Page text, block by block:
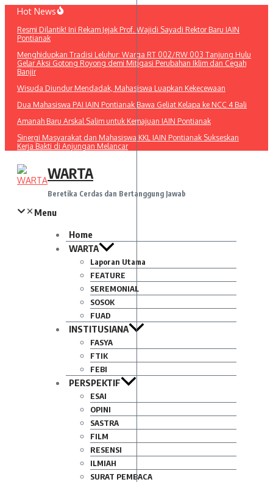
Lewati
konten
Hot News
Resmi Dilantik! Ini Rekam Jejak Prof. Wajidi Sayadi Rektor Baru IAIN
Pontianak
Menghidupkan Tradisi Leluhur: Warga RT 002/RW 003 Tanjung Hulu
Gelar Aksi Gotong Royong demi Mitigasi Perubahan Iklim dan Cegah
Banjir
Wisuda Diundur Mendadak, Mahasiswa Luapkan Kekecewaan
Dua Mahasiswa PAI IAIN Pontianak Bawa Geliat Kelapa ke NCC 4 Bali
Amanah Baru Arskal Salim untuk Kemajuan IAIN Pontianak
Sinergi Masyarakat dan Mahasiswa KKL IAIN Pontianak Sukseskan
Kerja Bakti di Anjungan Melancar
WARTA
Beretika Cerdas dan Bertanggung Jawab
Menu
Home
WARTA
Laporan Utama
FEATURE
SEREMONIAL
SOSOK
FUAD
INSTITUSIANA
FASYA
FTIK
FEBI
PERSPEKTIF
ESAI
OPINI
SASTRA
FILM
RESENSI
ILMIAH
SURAT PEMBACA